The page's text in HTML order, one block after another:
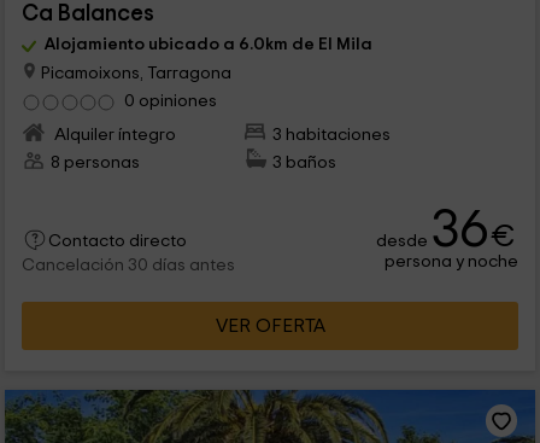
Ca Balances
Alojamiento ubicado a 6.0km de El Mila
Picamoixons, Tarragona
0 opiniones
Alquiler íntegro
3 habitaciones
8 personas
3 baños
Contacto directo
Cancelación 30 días antes
desde 36€
persona y noche
VER OFERTA